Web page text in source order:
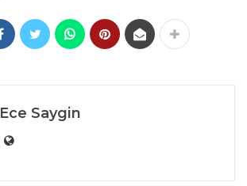
Ece Saygin